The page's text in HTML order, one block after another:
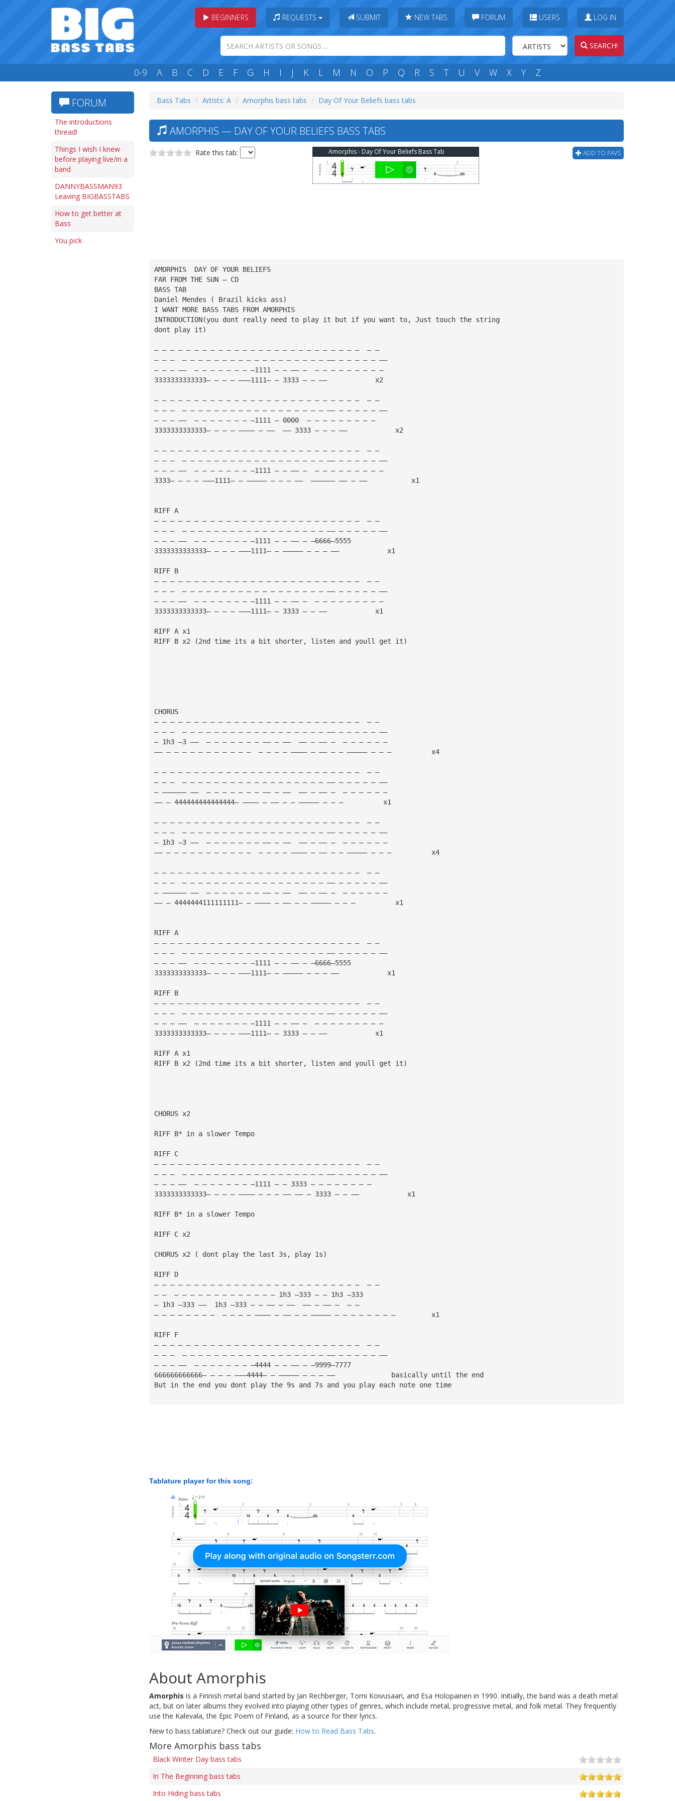
BEGINNERS REQUESTS SUBMIT NEW TABS FORUM USERS LOG IN
SEARCH!
0-9 A B C D E F G H I J K L M N O P Q R S T U V W X Y Z
FORUM
The introductions
thread!
Things I wish I knew
before playing live/in a
band
DANNYBASSMAN93
Leaving BIGBASSTABS
How to get better at
Bass
You pick
Bass Tabs Artists: A Amorphis bass tabs Day Of Your Beliefs bass tabs
AMORPHIS — DAY OF YOUR BELIEFS BASS TABS
Rate this tab: ADD TO FAVS
Amorphis - Day Of Your Beliefs Bass Tab
AMORPHIS  DAY OF YOUR BELIEFS
FAR FROM THE SUN — CD
BASS TAB
Daniel Mendes ( Brazil kicks ass)
I WANT MORE BASS TABS FROM AMORPHIS
INTRODUCTION(you dont really need to play it but if you want to, Just touch the string
dont play it)
— — — — — — — — — — — — — — — — — — — — — — — — — —  — —
— — —  — — — — — — — — — — — — — — — — — — —— — — — — — ——
— — — ——  — — — — — — — —1111 — — —— —  — — — — — — — — —
3333333333333— — — — ———1111— — 3333 — — ——            x2
— — — — — — — — — — — — — — — — — — — — — — — — — —  — —
— — —  — — — — — — — — — — — — — — — — — — —— — — — — — ——
— — — ——  — — — — — — — —1111 — 0000  — — — — — — — — —
3333333333333— — — — ———— — ——  —— 3333 — — — ——            x2
— — — — — — — — — — — — — — — — — — — — — — — — — —  — —
— — —  — — — — — — — — — — — — — — — — — — —— — — — — — ——
— — — ——  — — — — — — — —1111 — — —— —  — — — — — — — — —
3333— — — — ———1111— — ————— — — — ——  —————— —— — ——           x1
RIFF A
— — — — — — — — — — — — — — — — — — — — — — — — — —  — —
— — —  — — — — — — — — — — — — — — — — — — —— — — — — — ——
— — — ——  — — — — — — — —1111 — — —— — —6666—5555
3333333333333— — — — ———1111— — ————— — — — ——            x1
RIFF B
— — — — — — — — — — — — — — — — — — — — — — — — — —  — —
— — —  — — — — — — — — — — — — — — — — — — —— — — — — — ——
— — — ——  — — — — — — — —1111 — — —— —  — — — — — — — — —
3333333333333— — — — ———1111— — 3333 — — ——            x1
RIFF A x1
RIFF B x2 (2nd time its a bit shorter, listen and youll get it)
CHORUS
— — — — — — — — — — — — — — — — — — — — — — — — — —  — —
— — —  — — — — — — — — — — — — — — — — — — —— — — — — — ——
— 1h3 —3 ——  — — — — — — — —— — ——  —— — —— —  — — — — — —
—— — — — — — — — — — — —  — — — — ———— — —— — — ————— — — —          x4
— — — — — — — — — — — — — — — — — — — — — — — — — —  — —
— — —  — — — — — — — — — — — — — — — — — — —— — — — — — ——
— —————— ——  — — — — — — — —— — ——  —— — —— —  — — — — — —
—— — 444444444444444— ———— — —— — — ————— — — —          x1
— — — — — — — — — — — — — — — — — — — — — — — — — —  — —
— — —  — — — — — — — — — — — — — — — — — — —— — — — — — ——
— 1h3 —3 ——  — — — — — — — —— — ——  —— — —— —  — — — — — —
—— — — — — — — — — — — —  — — — — ———— — —— — — ————— — — —          x4
— — — — — — — — — — — — — — — — — — — — — — — — — —  — —
— — —  — — — — — — — — — — — — — — — — — — —— — — — — — ——
— —————— ——  — — — — — — — —— — ——  —— — —— —  — — — — — —
—— — 4444444111111111— — ———— — —— — — ————— — — —          x1
RIFF A
— — — — — — — — — — — — — — — — — — — — — — — — — —  — —
— — —  — — — — — — — — — — — — — — — — — — —— — — — — — ——
— — — ——  — — — — — — — —1111 — — —— — —6666—5555
3333333333333— — — — ———1111— — ————— — — — ——            x1
RIFF B
— — — — — — — — — — — — — — — — — — — — — — — — — —  — —
— — —  — — — — — — — — — — — — — — — — — — —— — — — — — ——
— — — ——  — — — — — — — —1111 — — —— —  — — — — — — — — —
3333333333333— — — — ———1111— — 3333 — — ——            x1
RIFF A x1
RIFF B x2 (2nd time its a bit shorter, listen and youll get it)
CHORUS x2
RIFF B* in a slower Tempo
RIFF C
— — — — — — — — — — — — — — — — — — — — — — — — — —  — —
— — —  — — — — — — — — — — — — — — — — — — —— — — — — — ——
— — — ——  — — — — — — — —1111 — — 3333 — — — — — — — —
3333333333333— — — — ———— — — — —— —— — 3333 — — ——            x1
RIFF B* in a slower Tempo
RIFF C x2
CHORUS x2 ( dont play the last 3s, play 1s)
RIFF D
— — — — — — — — — — — — — — — — — — — — — — — — — —  — —
— —  — — — — — — — — — — — — — 1h3 —333 — — 1h3 —333
— 1h3 —333 ——  1h3 —333 — — —— — ——  —— — —— —  — —
— — — — — — — —  — — — — ———— — —— — — ————— — — — — — — — —         x1
RIFF F
— — — — — — — — — — — — — — — — — — — — — — — — — —  — —
— — —  — — — — — — — — — — — — — — — — — — —— — — — — — ——
— — — ——  — — — — — — — —4444 — — —— — —9999—7777
666666666666— — — — ———4444— — ————— — — — ——              basically until the end
But in the end you dont play the 9s and 7s and you play each note one time
Tablature player for this song:
About Amorphis
Amorphis is a Finnish metal band started by Jan Rechberger, Tomi Koivusaari, and Esa Holopainen in 1990. Initially, the band was a death metal
act, but on later albums they evolved into playing other types of genres, which include metal, progressive metal, and folk metal. They frequently
use the Kalevala, the Epic Poem of Finland, as a source for their lyrics.
New to bass tablature? Check out our guide: How to Read Bass Tabs.
More Amorphis bass tabs
Black Winter Day bass tabs
In The Beginning bass tabs
Into Hiding bass tabs